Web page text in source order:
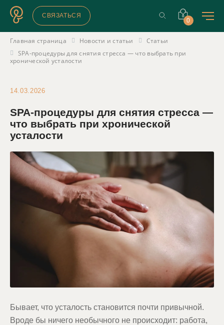
СВЯЗАТЬСЯ
0
Главная страница Новости и статьи
Статьи
SPA-процедуры для снятия стресса — что выбрать при
хронической усталости
14.03.2026
SPA-процедуры для снятия стресса —
что выбрать при хронической
усталости
Бывает, что усталость становится почти привычной.
Вроде бы ничего необычного не происходит: работа,